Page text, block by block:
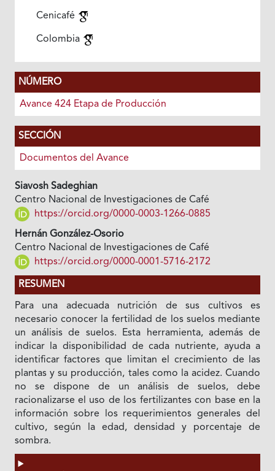
Cenicafé
Colombia
NÚMERO
Avance 424 Etapa de Producción
SECCIÓN
Documentos del Avance
Siavosh Sadeghian
Centro Nacional de Investigaciones de Café
https://orcid.org/0000-0003-1266-0885
Hernán González-Osorio
Centro Nacional de Investigaciones de Café
https://orcid.org/0000-0001-5716-2172
RESUMEN
Para una adecuada nutrición de sus cultivos es
necesario conocer la fertilidad de los suelos mediante
un análisis de suelos. Esta herramienta, además de
indicar la disponibilidad de cada nutriente, ayuda a
identificar factores que limitan el crecimiento de las
plantas y su producción, tales como la acidez. Cuando
no se dispone de un análisis de suelos, debe
racionalizarse el uso de los fertilizantes con base en la
información sobre los requerimientos generales del
cultivo, según la edad, densidad y porcentaje de
sombra.